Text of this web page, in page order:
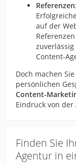
Referenzen:
auf der
Content-
Doch machen
persönlichen
Content-
Eindruck von
Finden Sie
Agentur in